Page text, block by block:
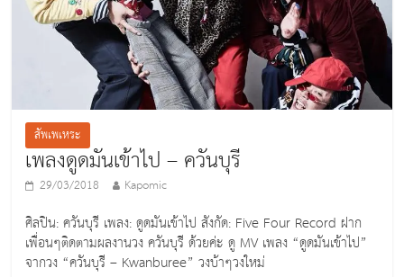
สัพเพเหระ
เพลงดูดมันเข้าไป – ควันบุรี
29/03/2018 Kapomic
ศิลปิน: ควันบุรี เพลง: ดูดมันเข้าไป สังกัด: Five Four Record ฝาก
เพื่อนๆติดตามผลงานวง ควันบุรี ด้วยค่ะ ดู MV เพลง “ดูดมันเข้าไป”
จากวง “ควันบุรี – Kwanburee” วงบ้าๆวงใหม่